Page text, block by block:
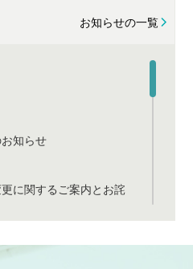
お知らせの一覧
知らせ
に関するご案内とお詫
供給状況に関するご案